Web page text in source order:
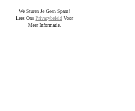
We Sturen Je Geen Spam!
Lees OnsPrivacybeleid Voor
Meer Informatie.